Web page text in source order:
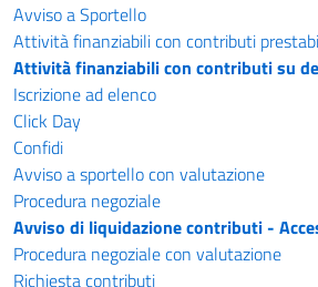
Avviso a Sportello
Attività finanziabili con contributi
Attività finanziabili con contributi su
Iscrizione ad elenco
Click Day
Confidi
Avviso a sportello con valutazione
Procedura negoziale
Avviso di liquidazione contributi -
Procedura negoziale con valutazione
Richiesta contributi